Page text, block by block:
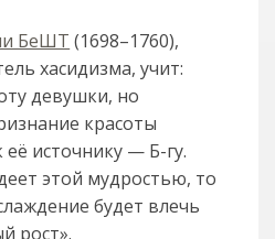
БеШТ (1698–1760),
хасидизма, учит:
девушки, но
красоты
источнику — Б-гу.
этой мудростью, то
будет влечь
рост».